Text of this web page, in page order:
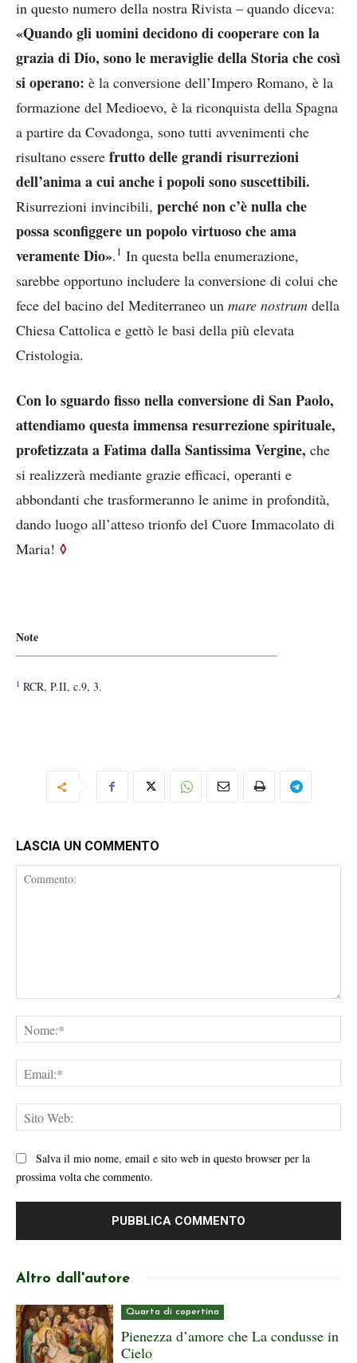
in questo numero della nostra Rivista – quando diceva:
«Quando gli uomini decidono di cooperare con la
grazia di Dio, sono le meraviglie della Storia che così
si operano: è la conversione dell’Impero Romano, è la
formazione del Medioevo, è la riconquista della Spagna
a partire da Covadonga, sono tutti avvenimenti che
risultano essere frutto delle grandi risurrezioni
dell’anima a cui anche i popoli sono suscettibili.
Risurrezioni invincibili, perché non c’è nulla che
possa sconfiggere un popolo virtuoso che ama
veramente Dio».1 In questa bella enumerazione,
sarebbe opportuno includere la conversione di colui che
fece del bacino del Mediterraneo un mare nostrum della
Chiesa Cattolica e gettò le basi della più elevata
Cristologia.
Con lo sguardo fisso nella conversione di San Paolo,
attendiamo questa immensa resurrezione spirituale,
profetizzata a Fatima dalla Santissima Vergine, che
si realizzerà mediante grazie efficaci, operanti e
abbondanti che trasformeranno le anime in profondità,
dando luogo all’atteso trionfo del Cuore Immacolato di
Maria! ◊
Note
1 RCR, P.II, c.9, 3.
LASCIA UN COMMENTO
Salva il mio nome, email e sito web in questo browser per la
prossima volta che commento.
Altro dall'autore
Quarta di copertina
Pienezza d’amore che La condusse in
Cielo